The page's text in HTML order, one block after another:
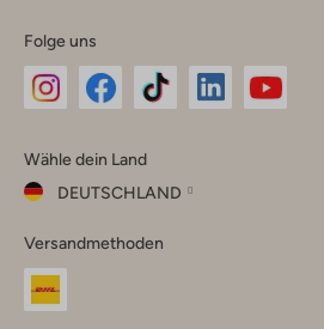
Folge uns
Instagram
Facebook
TikTok
Wähle dein Land
DEUTSCHLAND
dein
Land
Versandmethoden